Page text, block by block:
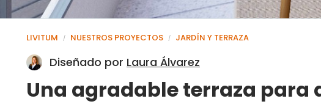
LIVITUM / NUESTROS PROYECTOS / JARDÍN Y TERRAZA
Diseñado por Laura Álvarez
Una agradable terraza para